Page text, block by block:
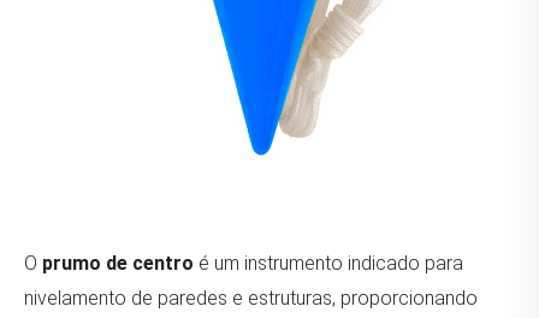
O prumo de centro é um instrumento indicado para
nivelamento de paredes e estruturas, proporcionando